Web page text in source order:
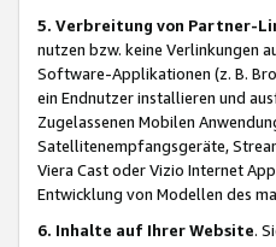
5. Verbreitung von Partner-
nutzen bzw. keine Verlinkungen
Software-Applikationen (z. B.
ein Endnutzer installieren und
Zugelassenen Mobilen
Satellitenempfangsgeräte,
Viera Cast oder Vizio Internet
Entwicklung von Modellen des
6. Inhalte auf Ihrer Website.